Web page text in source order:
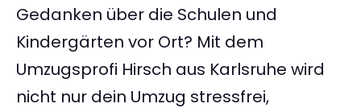
Gedanken über die Schulen und
Kindergärten vor Ort? Mit dem
Umzugsprofi Hirsch aus Karlsruhe wird
nicht nur dein Umzug stressfrei,